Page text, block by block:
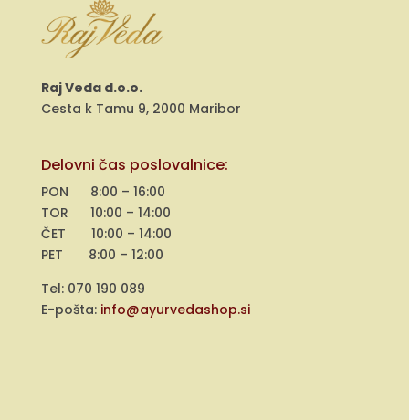
Raj Veda d.o.o.
Cesta k Tamu 9, 2000 Maribor
Delovni čas poslovalnice:
PON 8:00 – 16:00
TOR 10:00 – 14:00
ČET 10:00 – 14:00
PET 8:00 – 12:00
Tel: 070 190 089
E-pošta: info@ayurvedashop.si